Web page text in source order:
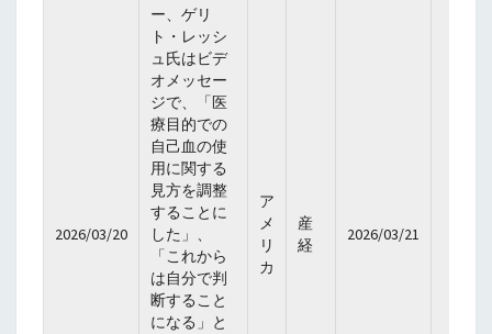
2026/03/20
ー、ゲリ
ト・レッシ
ュ氏はビデ
オメッセー
ジで、「医
療目的での
自己血の使
用に関する
見方を調整
することに
した」、
「これから
は自分で判
断すること
になる」と
ア
メ
リ
カ
産
経
2026/03/21